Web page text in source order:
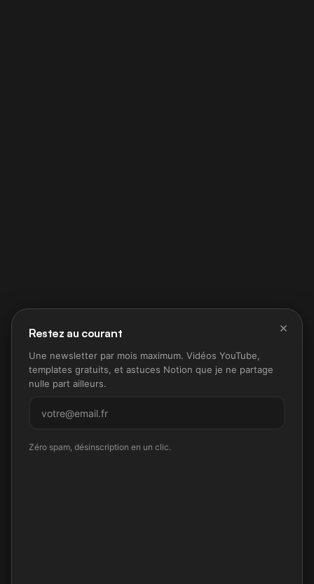
×
Restez au courant
Une newsletter par mois maximum. Vidéos YouTube,
templates gratuits, et astuces Notion que je ne partage
nulle part ailleurs.
M'inscrire
Zéro spam, désinscription en un clic.